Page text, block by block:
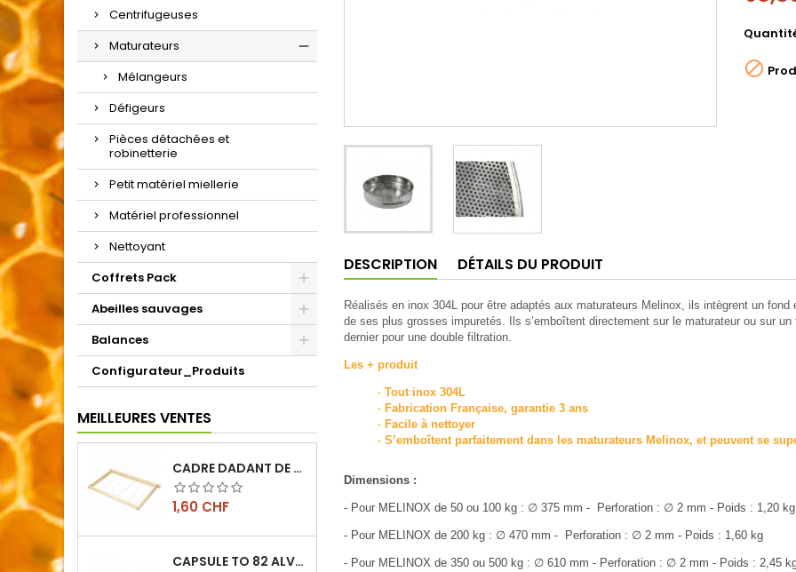
Centrifugeuses
Maturateurs
Mélangeurs
Défigeurs
Pièces détachées et
robinetterie
Petit matériel miellerie
Matériel professionnel
Nettoyant
Coffrets Pack
Abeilles sauvages
Balances
Configurateur_Produits
MEILLEURES VENTES
CADRE DADANT DE CORPS FILÉ VERTICAL
Prix
1,60 CHF
CAPSULE TO 82 ALVÉOLES

DESCRIPTION DÉTAILS DU PRODUIT
Réalisés en inox 304L pour être adaptés aux maturateurs Melinox, ils intègrent un
de ses plus grosses impuretés. Ils s’emboîtent directement sur le maturateur ou sur
dernier pour une double filtration.
Les + produit
- Tout inox 304L
- Fabrication Française, garantie 3 ans
- Facile à nettoyer
- S’emboîtent parfaitement dans les maturateurs Melinox, et peuvent se
Dimensions :
- Pour MELINOX de 50 ou 100 kg : ∅ 375 mm - Perforation : ∅ 2 mm - Poids : 1,20 kg
- Pour MELINOX de 200 kg : ∅ 470 mm - Perforation : ∅ 2 mm - Poids : 1,60 kg
- Pour MELINOX de 350 ou 500 kg : ∅ 610 mm - Perforation : ∅ 2 mm - Poids : 2,45